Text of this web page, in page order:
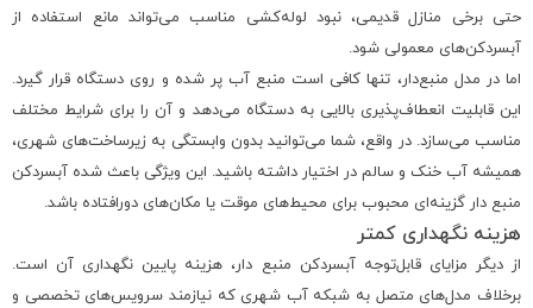
حتی برخی منازل قدیمی، نبود لوله‌کشی مناسب می‌تواند مانع استفاده از
آبسردکن‌های معمولی شود.
اما در مدل منبع‌دار، تنها کافی است منبع آب پر شده و روی دستگاه قرار گیرد.
این قابلیت انعطاف‌پذیری بالایی به دستگاه می‌دهد و آن را برای شرایط مختلف
مناسب می‌سازد. در واقع، شما می‌توانید بدون وابستگی به زیرساخت‌های شهری،
همیشه آب خنک و سالم در اختیار داشته باشید. این ویژگی باعث شده آبسردکن
منبع دار گزینه‌ای محبوب برای محیط‌های موقت یا مکان‌های دورافتاده باشد.
هزینه نگهداری کمتر
از دیگر مزایای قابل‌توجه آبسردکن منبع دار، هزینه پایین نگهداری آن است.
برخلاف مدل‌های متصل به شبکه آب شهری که نیازمند سرویس‌های تخصصی و